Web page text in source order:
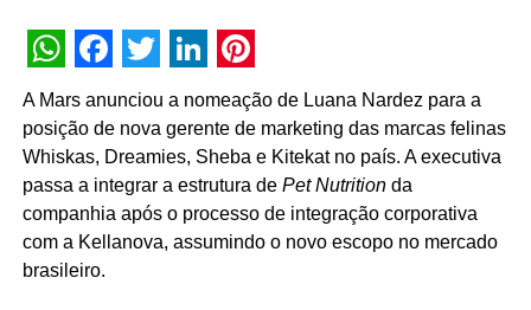
inteligência artificial.
WhatsApp
Facebook
Twitter
LinkedIn
Pinterest
A Mars anunciou a nomeação de Luana Nardez para a
posição de nova gerente de marketing das marcas felinas
Whiskas, Dreamies, Sheba e Kitekat no país. A executiva
passa a integrar a estrutura de Pet Nutritionda
companhia após o processo de integração corporativa
com a Kellanova, assumindo o novo escopo no mercado
brasileiro.